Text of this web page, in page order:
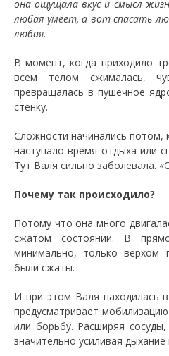
она ощущала вкус и смысл
любая умеет, а вот спасать
любая.
В момент, когда приходило
всем телом сжималась,
превращалась в пушечное
стенку.
Сложности начинались потом,
наступало время отдыха или
Тут Валя сильно заболевала.
Почему так происходило?
Потому что она много
сжатом состоянии. В
минимально, только верхом
были сжаты.
И при этом Валя находилась
предусматривает
или борьбу. Расширяя
значительно усиливая дыхание